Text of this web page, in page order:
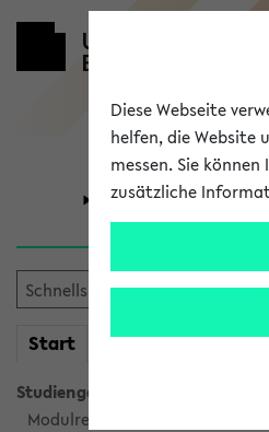
Universität
Start meineKVV
Studiengangsauswahl
Modulrecherche
Diese Webseite
helfen, die Website
messen. Sie
zusätzliche